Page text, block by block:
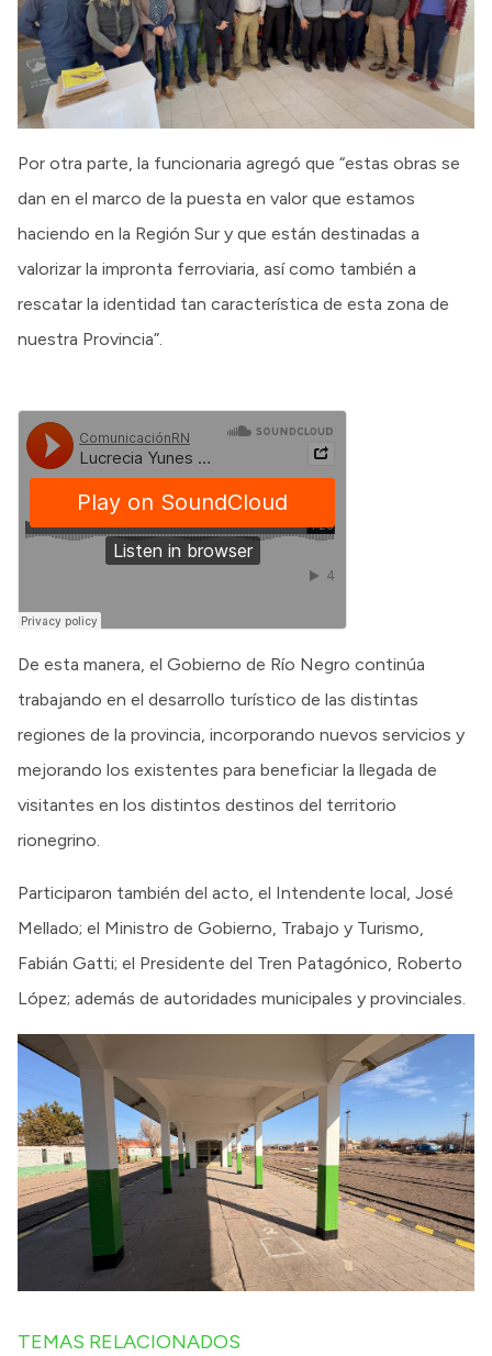
Por otra parte, la funcionaria agregó que “estas obras se
dan en el marco de la puesta en valor que estamos
haciendo en la Región Sur y que están destinadas a
valorizar la impronta ferroviaria, así como también a
rescatar la identidad tan característica de esta zona de
nuestra Provincia”.
De esta manera, el Gobierno de Río Negro continúa
trabajando en el desarrollo turístico de las distintas
regiones de la provincia, incorporando nuevos servicios y
mejorando los existentes para beneficiar la llegada de
visitantes en los distintos destinos del territorio
rionegrino.
Participaron también del acto, el Intendente local, José
Mellado; el Ministro de Gobierno, Trabajo y Turismo,
Fabián Gatti; el Presidente del Tren Patagónico, Roberto
López; además de autoridades municipales y provinciales.
TEMAS RELACIONADOS